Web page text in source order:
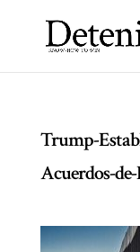
Trump-
Acuerdos-